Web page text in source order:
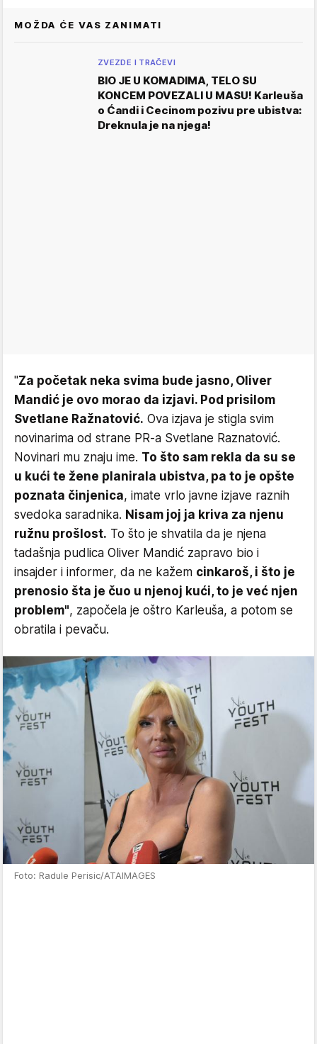
MOŽDA ĆE VAS ZANIMATI
ZVEZDE I TRAČEVI
BIO JE U KOMADIMA, TELO SU
KONCEM POVEZALI U MASU! Karleuša
o Ćandi i Cecinom pozivu pre ubistva:
Dreknula je na njega!
"Za početak neka svima bude jasno, Oliver
Mandić je ovo morao da izjavi. Pod prisilom
Svetlane Ražnatović. Ova izjava je stigla svim
novinarima od strane PR-a Svetlane Raznatović.
Novinari mu znaju ime. To što sam rekla da su se
u kući te žene planirala ubistva, pa to je opšte
poznata činjenica, imate vrlo javne izjave raznih
svedoka saradnika. Nisam joj ja kriva za njenu
ružnu prošlost. To što je shvatila da je njena
tadašnja pudlica Oliver Mandić zapravo bio i
insajder i informer, da ne kažem cinkaroš, i što je
prenosio šta je čuo u njenoj kući, to je već njen
problem", započela je oštro Karleuša, a potom se
obratila i pevaču.
Foto: Radule Perisic/ATAIMAGES